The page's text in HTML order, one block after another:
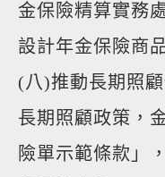
金保險精算實務
設計年金保險商
(八)推動長期照
長期照顧政策，
險單示範條款」